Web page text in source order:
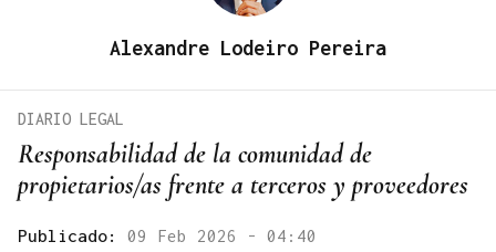
Alexandre Lodeiro Pereira
Responsabilidad de la comunidad de
propietarios/as frente a terceros y proveedores
DIARIO LEGAL
Publicado: 09 Feb 2026 - 04:40